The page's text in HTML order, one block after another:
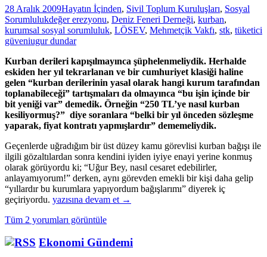
28 Aralık 2009Hayatın İçinden, Sivil Toplum Kuruluşları, Sosyal
Sorumlulukdeğer erezyonu, Deniz Feneri Derneği, kurban,
kurumsal sosyal sorumluluk, LÖSEV, Mehmetçik Vakfı, stk, tüketici
güveniugur dundar
Kurban derileri kapışılmayınca şüphelenmeliydik. Herhalde
eskiden her yıl tekrarlanan ve bir cumhuriyet klasiği haline
gelen “kurban derilerinin yasal olarak hangi kurum tarafından
toplanabileceği” tartışmaları da olmayınca “bu işin içinde bir
bit yeniği var” demedik. Örneğin “250 TL’ye nasıl kurban
kesiliyormuş?” diye soranlara “belki bir yıl önceden sözleşme
yaparak, fiyat kontratı yapmışlardır” dememeliydik.
Geçenlerde uğradığım bir üst düzey kamu görevlisi kurban bağışı ile
ilgili gözaltılardan sonra kendini iyiden iyiye enayi yerine konmuş
olarak görüyordu ki; “Uğur Bey, nasıl cesaret edebilirler,
anlayamıyorum!” derken, aynı görevden emekli bir kişi daha gelip
“yıllardır bu kurumlara yapıyordum bağışlarımı” diyerek iç
geçiriyordu. Kurban
nasıl
sorumsuzluk”
yazısına devam et →
Tüm 2 yorumları görüntüle
Ekonomi Gündemi